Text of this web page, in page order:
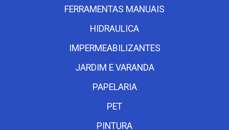
FERRAMENTAS MANUAIS
HIDRAULICA
IMPERMEABILIZANTES
JARDIM E VARANDA
PAPELARIA
PET
PINTURA